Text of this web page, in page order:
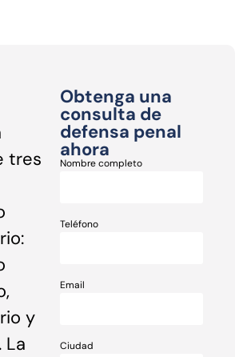
tres
y
La
Obtenga una
consulta de
defensa penal
ahora
Nombre completo
Teléfono
Email
Ciudad